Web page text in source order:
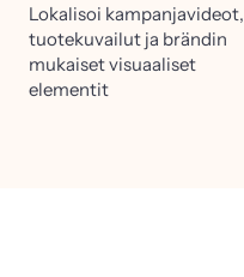
Lokalisoi kampanjavideot,
tuotekuvailut ja brändin
mukaiset visuaaliset
elementit